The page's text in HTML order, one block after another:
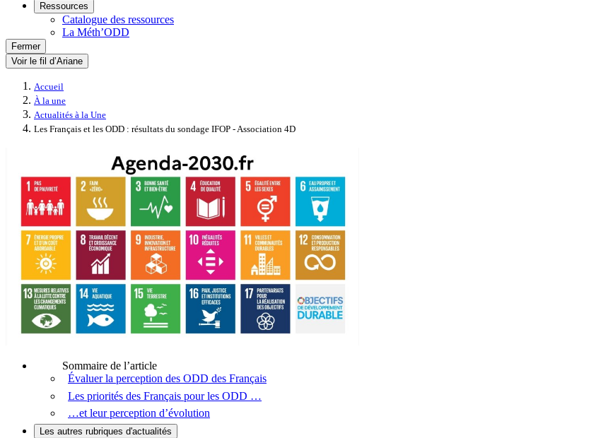
Ressources
Catalogue des ressources
La Méth’ODD
Fermer
Voir le fil d’Ariane
Accueil
À la une
Actualités à la Une
Les Français et les ODD : résultats du sondage IFOP - Association 4D
Sommaire de l’article
Évaluer la perception des ODD des Français
Les priorités des Français pour les ODD …
…et leur perception d’évolution
Les autres rubriques d'actualités